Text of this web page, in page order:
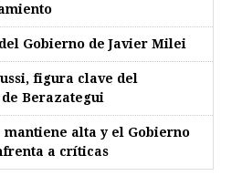
Gobierno de Javier Milei
figura clave del
Berazategui
alta y el Gobierno
a críticas